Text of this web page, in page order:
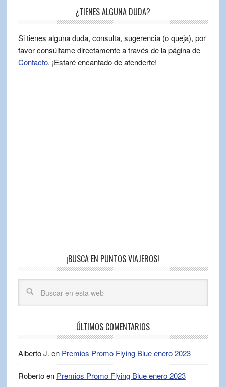
¿TIENES ALGUNA DUDA?
Si tienes alguna duda, consulta, sugerencia (o queja), por
favor consúltame directamente a través de la página de
Contacto. ¡Estaré encantado de atenderte!
¡BUSCA EN PUNTOS VIAJEROS!
ÚLTIMOS COMENTARIOS
Alberto J. en Premios Promo Flying Blue enero 2023
Robertoen Premios Promo Flying Blue enero 2023